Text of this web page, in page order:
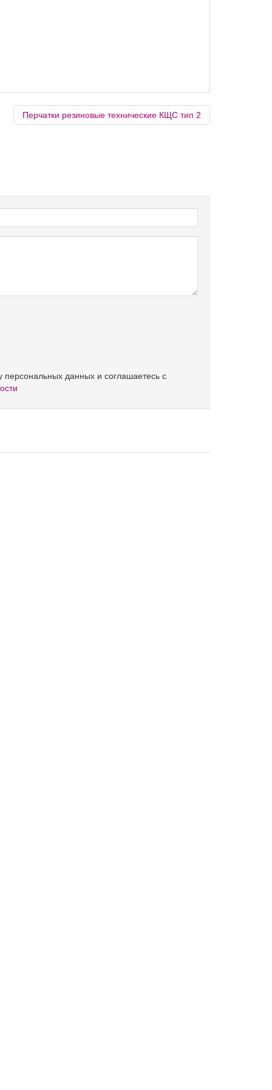
Перчатки резиновые технические КЩС тип 2
персональных данных и соглашаетесь с